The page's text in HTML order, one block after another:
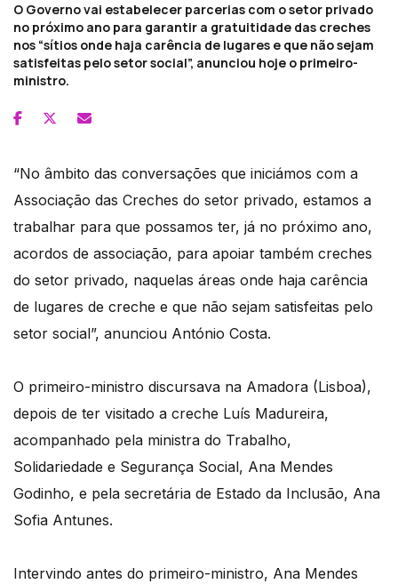
O Governo vai estabelecer parcerias com o setor privado
no próximo ano para garantir a gratuitidade das creches
nos “sítios onde haja carência de lugares e que não sejam
satisfeitas pelo setor social”, anunciou hoje o primeiro-
ministro.
“No âmbito das conversações que iniciámos com a
Associação das Creches do setor privado, estamos a
trabalhar para que possamos ter, já no próximo ano,
acordos de associação, para apoiar também creches
do setor privado, naquelas áreas onde haja carência
de lugares de creche e que não sejam satisfeitas pelo
setor social”, anunciou António Costa.
O primeiro-ministro discursava na Amadora (Lisboa),
depois de ter visitado a creche Luís Madureira,
acompanhado pela ministra do Trabalho,
Solidariedade e Segurança Social, Ana Mendes
Godinho, e pela secretária de Estado da Inclusão, Ana
Sofia Antunes.
Intervindo antes do primeiro-ministro, Ana Mendes